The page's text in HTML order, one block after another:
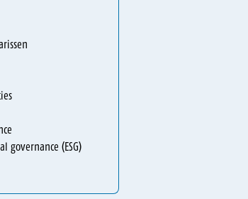
governance (ESG)